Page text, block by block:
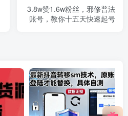
3.8w赞1.6w粉丝，邪修普法
账号，教你十五天快速起号